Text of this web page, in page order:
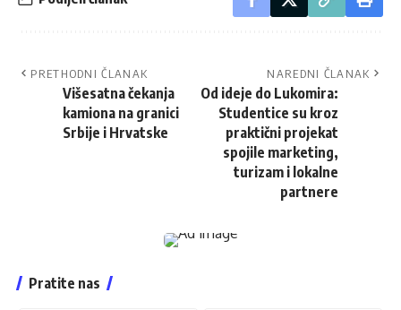
PRETHODNI ČLANAK
Višesatna čekanja
kamiona na granici
Srbije i Hrvatske
NAREDNI ČLANAK
Od ideje do Lukomira:
Studentice su kroz
praktični projekat
spojile marketing,
turizam i lokalne
partnere
Pratite nas